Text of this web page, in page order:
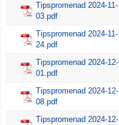
Tipspromenad 2024-11-
03.pdf
Tipspromenad 2024-11-
24.pdf
Tipspromenad 2024-12-
01.pdf
Tipspromenad 2024-12-
08.pdf
Tipspromenad 2024-12-